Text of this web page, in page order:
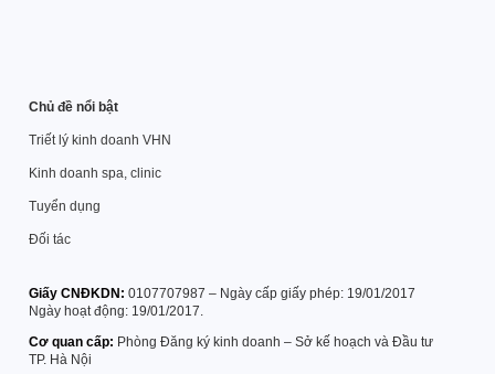
Chủ đề nổi bật
Triết lý kinh doanh VHN
Kinh doanh spa, clinic
Tuyển dụng
Đối tác
Giấy CNĐKDN: 0107707987 – Ngày cấp giấy phép: 19/01/2017
Ngày hoạt động: 19/01/2017.
Cơ quan cấp: Phòng Đăng ký kinh doanh – Sở kế hoạch và Đầu tư
TP. Hà Nội